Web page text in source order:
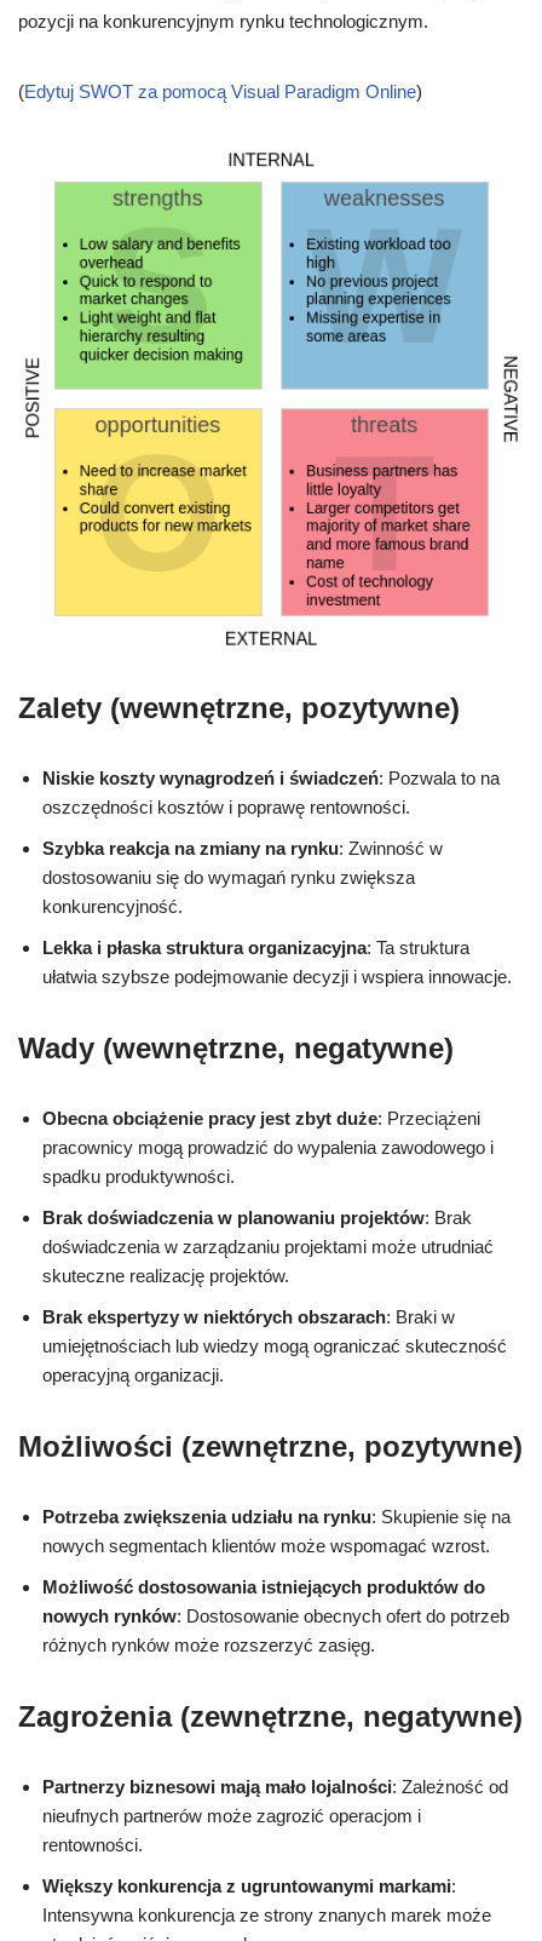
pozycji na konkurencyjnym rynku technologicznym.
(Edytuj SWOT za pomocą Visual Paradigm Online)
Zalety (wewnętrzne, pozytywne)
Niskie koszty wynagrodzeń i świadczeń: Pozwala to na
oszczędności kosztów i poprawę rentowności.
Szybka reakcja na zmiany na rynku: Zwinność w
dostosowaniu się do wymagań rynku zwiększa
konkurencyjność.
Lekka i płaska struktura organizacyjna: Ta struktura
ułatwia szybsze podejmowanie decyzji i wspiera innowacje.
Wady (wewnętrzne, negatywne)
Obecna obciążenie pracy jest zbyt duże: Przeciążeni
pracownicy mogą prowadzić do wypalenia zawodowego i
spadku produktywności.
Brak doświadczenia w planowaniu projektów: Brak
doświadczenia w zarządzaniu projektami może utrudniać
skuteczne realizację projektów.
Brak ekspertyzy w niektórych obszarach: Braki w
umiejętnościach lub wiedzy mogą ograniczać skuteczność
operacyjną organizacji.
Możliwości (zewnętrzne, pozytywne)
Potrzeba zwiększenia udziału na rynku: Skupienie się na
nowych segmentach klientów może wspomagać wzrost.
Możliwość dostosowania istniejących produktów do
nowych rynków: Dostosowanie obecnych ofert do potrzeb
różnych rynków może rozszerzyć zasięg.
Zagrożenia (zewnętrzne, negatywne)
Partnerzy biznesowi mają mało lojalności: Zależność od
nieufnych partnerów może zagrozić operacjom i
rentowności.
Większy konkurencja z ugruntowanymi markami:
Intensywna konkurencja ze strony znanych marek może